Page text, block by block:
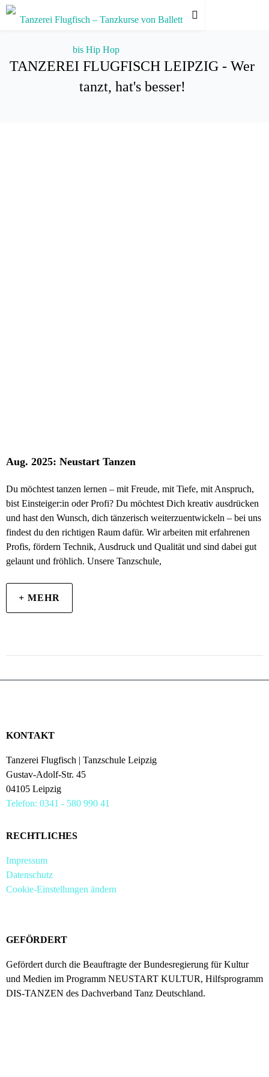
TANZEREI FLUGFISCH LEIPZIG - Wer
tanzt, hat's besser!
Aug. 2025: Neustart Tanzen
Du möchtest tanzen lernen – mit Freude, mit Tiefe, mit Anspruch,
bist Einsteiger:in oder Profi? Du möchtest Dich kreativ ausdrücken
und hast den Wunsch, dich tänzerisch weiterzuentwickeln – bei uns
findest du den richtigen Raum dafür. Wir arbeiten mit erfahrenen
Profis, fördern Technik, Ausdruck und Qualität und sind dabei gut
gelaunt und fröhlich. Unsere Tanzschule,
+ MEHR
KONTAKT
Tanzerei Flugfisch | Tanzschule Leipzig
Gustav-Adolf-Str. 45
04105 Leipzig
Telefon: 0341 - 580 990 41
RECHTLICHES
Impressum
Datenschutz
Cookie-Einstellungen ändern
GEFÖRDERT
Gefördert durch die Beauftragte der Bundesregierung für Kultur
und Medien im Programm NEUSTART KULTUR, Hilfsprogramm
DIS-TANZEN des Dachverband Tanz Deutschland.